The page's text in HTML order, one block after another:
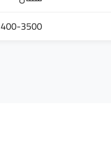
400-3500 جنيه